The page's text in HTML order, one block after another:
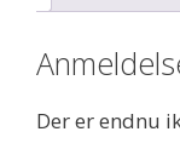
Der er endnu